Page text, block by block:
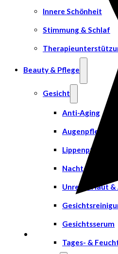
Innere Schönheit
Stimmung & Schlaf
Beauty & Pflege
Gesicht
Anti-Aging
Augenpflege
Lippenpflege
Nachtcreme
Unreine Haut &
Gesichtsserum
Tages- &